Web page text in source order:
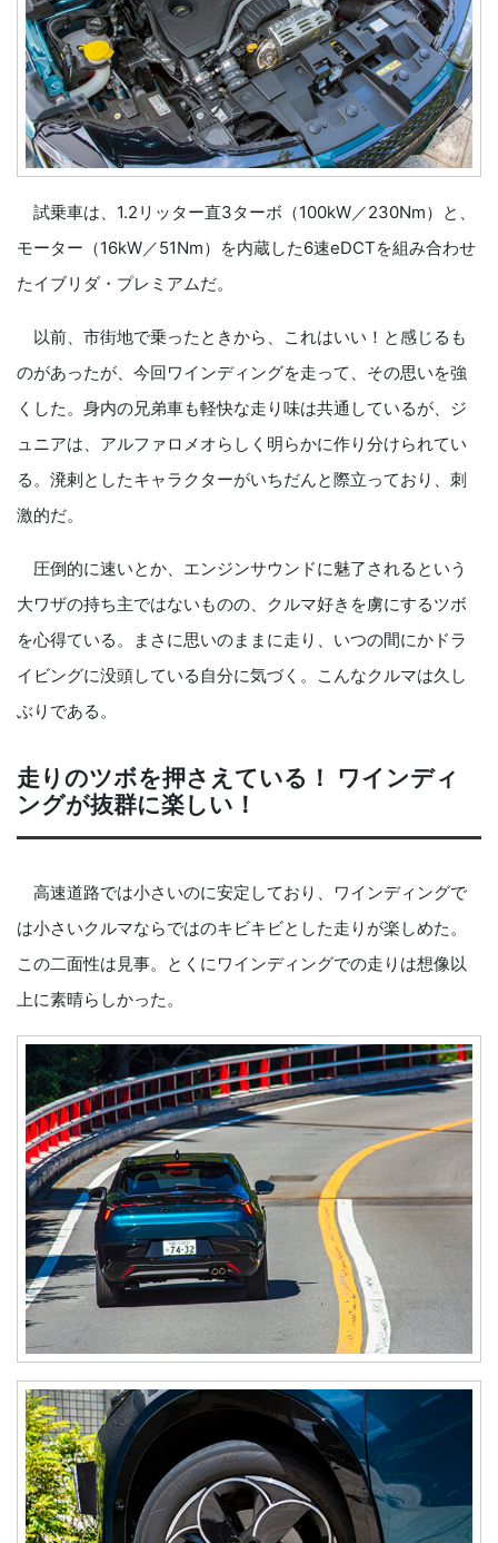
試乗車は、1.2リッター直3ターボ（100kW／230Nm）と、
モーター（16kW／51Nm）を内蔵した6速eDCTを組み合わせ
たイブリダ・プレミアムだ。
以前、市街地で乗ったときから、これはいい！と感じるも
のがあったが、今回ワインディングを走って、その思いを強
くした。身内の兄弟車も軽快な走り味は共通しているが、ジ
ュニアは、アルファロメオらしく明らかに作り分けられてい
る。溌剌としたキャラクターがいちだんと際立っており、刺
激的だ。
圧倒的に速いとか、エンジンサウンドに魅了されるという
大ワザの持ち主ではないものの、クルマ好きを虜にするツボ
を心得ている。まさに思いのままに走り、いつの間にかドラ
イビングに没頭している自分に気づく。こんなクルマは久し
ぶりである。
走りのツボを押さえている！ ワインディ
ングが抜群に楽しい！
高速道路では小さいのに安定しており、ワインディングで
は小さいクルマならではのキビキビとした走りが楽しめた。
この二面性は見事。とくにワインディングでの走りは想像以
上に素晴らしかった。